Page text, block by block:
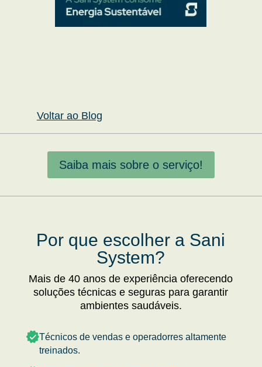
Voltar ao Blog
Saiba mais sobre o serviço!
Por que escolher a Sani
System?
Mais de 40 anos de experiência oferecendo
soluções técnicas e seguras para garantir
ambientes saudáveis.
Técnicos de vendas e operadorres altamente
treinados.